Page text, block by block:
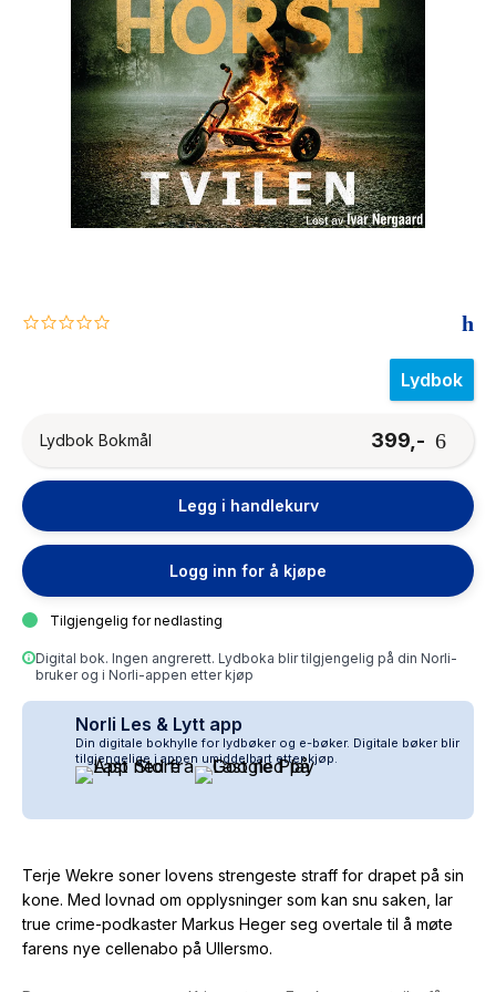
The Housemaid
0.0
Lydbok
Lydbok Bokmål 399,-
Legg i handlekurv
Logg inn for å kjøpe
Tilgjengelig for nedlasting
Digital bok. Ingen angrerett. Lydboka blir tilgjengelig på din Norli-
bruker og i Norli-appen etter kjøp
Norli Les & Lytt app
Din digitale bokhylle for lydbøker og e-bøker. Digitale bøker blir
tilgjengelige i appen umiddelbart etter kjøp.
Terje Wekre soner lovens strengeste straff for drapet på sin
kone. Med lovnad om opplysninger som kan snu saken, lar
true crime-podkaster Markus Heger seg overtale til å møte
farens nye cellenabo på Ullersmo.